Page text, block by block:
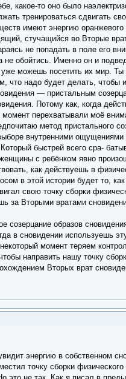
какое-то оно было
тренироваться сдвигать
имеют энергию
стучащийся во Вторые
не попадать в поле его
обойтись. Именно он и
можешь посетить их мир. Ты
что надо будет делать, чтобы
— пристальным
Потому как, когда
перехватывали моё
метод пристального
внутренними
быстрей всего сра-
с ребёнком явно
как действуешь в
в этой истории будет то,
свою точку сборки
за Вторыми вратами
образов
в сновидении используешь эту
момент теряем
направить нашу точку
Вторых врат
энергию в собственном
точку сборки